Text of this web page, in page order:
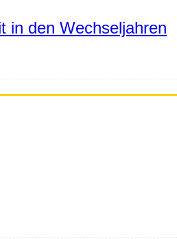
in den Wechseljahren